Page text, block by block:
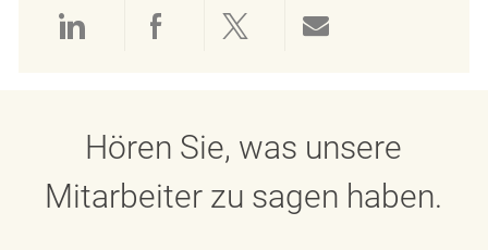
Über LinkedIn teilen
Über Facebook teilen
Über Twitter teilen
Hören Sie, was unsere
Mitarbeiter zu sagen haben.